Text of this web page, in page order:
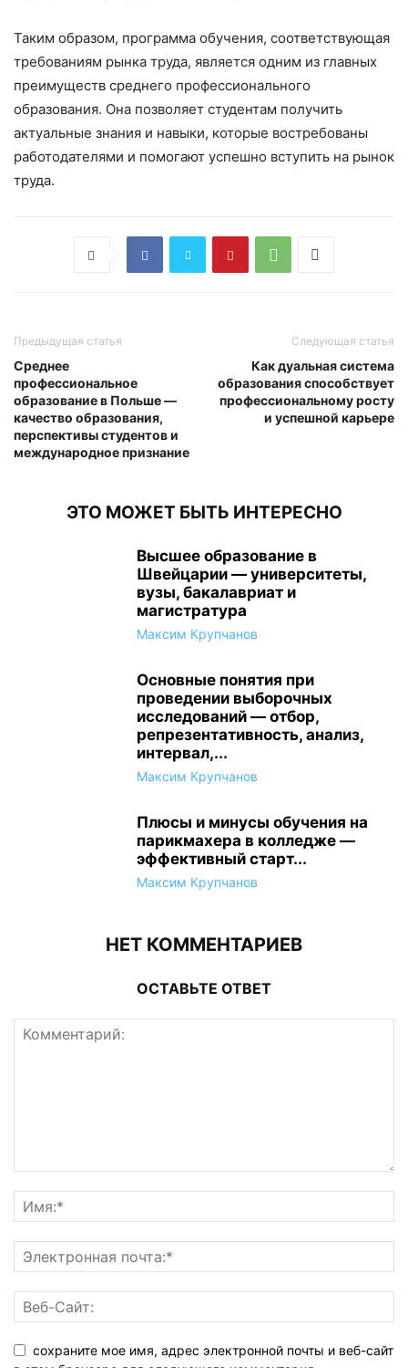
Таким образом, программа обучения, соответствующая
требованиям рынка труда, является одним из главных
преимуществ среднего профессионального
образования. Она позволяет студентам получить
актуальные знания и навыки, которые востребованы
работодателями и помогают успешно вступить на рынок
труда.
Предыдущая статья
Среднее
профессиональное
образование в Польше —
качество образования,
перспективы студентов и
международное признание
Следующая статья
Как дуальная система
образования способствует
профессиональному росту
и успешной карьере
ЭТО МОЖЕТ БЫТЬ ИНТЕРЕСНО
Высшее образование в
Швейцарии — университеты,
вузы, бакалавриат и
магистратура
Максим Крупчанов
Основные понятия при
проведении выборочных
исследований — отбор,
репрезентативность, анализ,
интервал,...
Максим Крупчанов
Плюсы и минусы обучения на
парикмахера в колледже —
эффективный старт...
Максим Крупчанов
НЕТ КОММЕНТАРИЕВ
ОСТАВЬТЕ ОТВЕТ
сохраните мое имя, адрес электронной почты и веб-сайт